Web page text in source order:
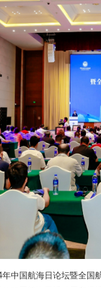
中国航海日论坛暨全国